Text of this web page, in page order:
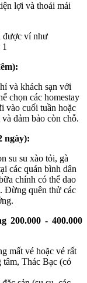
lợi và thoải mái
và khách sạn với
chọn các homestay
vào cuối tuần hoặc
đảm bảo còn chỗ.
ngày):
su su xào tỏi, gà
các quán bình dân
chính có thể dao
Đừng quên thử các
200.000 - 400.000
mất vé hoặc vé rất
Thác Bạc (có